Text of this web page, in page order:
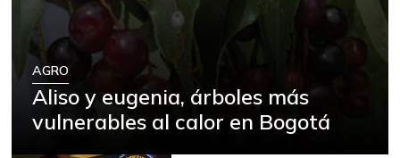
AGRO
Aliso y eugenia, árboles más
vulnerables al calor en Bogotá